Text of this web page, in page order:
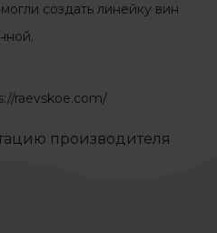
создать линейку вин
raevskoe.com/
производителя